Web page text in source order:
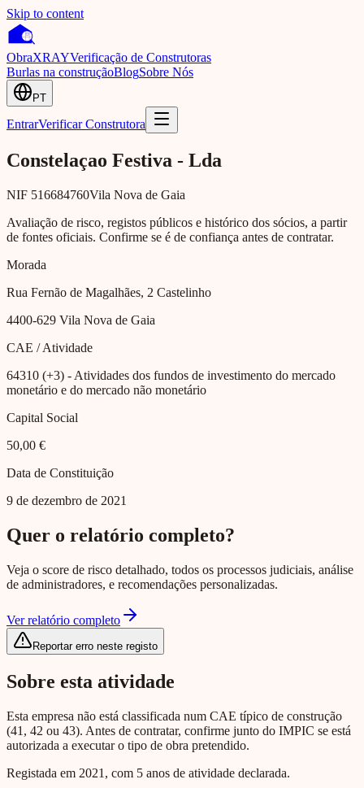
Skip to content
ObraXRAYVerificação de Construtoras
Burlas na construçãoBlogSobre Nós
PT
EntrarVerificar Construtora
Constelaçao Festiva - Lda
NIF 516684760Vila Nova de Gaia
Avaliação de risco, registos públicos e histórico dos sócios, a partir
de fontes oficiais. Confirme se é de confiança antes de contratar.
Morada
Rua Fernão de Magalhães, 2 Castelinho
4400-629 Vila Nova de Gaia
CAE / Atividade
64310 (+3) - Atividades dos fundos de investimento do mercado
monetário e do mercado não monetário
Capital Social
50,00 €
Data de Constituição
9 de dezembro de 2021
Quer o relatório completo?
Veja o score de risco detalhado, todos os processos judiciais, análise
de administradores, e recomendações personalizadas.
Ver relatório completo
Reportar erro neste registo
Sobre esta atividade
Esta empresa não está classificada num CAE típico de construção
(41, 42 ou 43). Antes de contratar, confirme junto do IMPIC se está
autorizada a executar o tipo de obra pretendido.
Registada em 2021, com 5 anos de atividade declarada.